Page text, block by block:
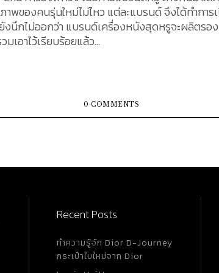
พของคนรุ่นใหม่ไม่ไหว แต่ละแบรนด์ จึงได้ทำกา
งนึกไม่ออกว่า แบรนด์เครื่องหนังสุดหรูจะผลิตรอ
เอาไว้เรียบร้อยแล้ว...
0 COMMENTS
Recent Posts
ทำความรู้จัก Dior D-Journey
กระเป๋าใบใหม่จาก Dior